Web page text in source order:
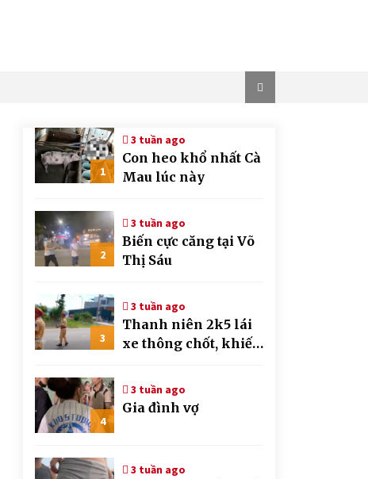
1
3 tuần ago
Con heo khổ nhất Cà
Mau lúc này
2
3 tuần ago
Biến cực căng tại Võ
Thị Sáu
3
3 tuần ago
Thanh niên 2k5 lái
xe thông chốt, khiến
mấy giây
4
3 tuần ago
Gia đình vợ
3 tuần ago